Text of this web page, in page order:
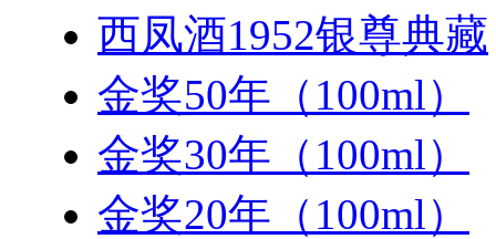
西凤酒1952银尊典藏
金奖50年（100ml）
金奖30年（100ml）
金奖20年（100ml）